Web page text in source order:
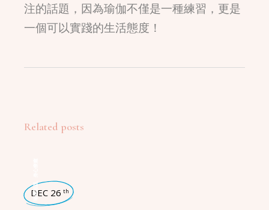
注的話題，因為瑜伽不僅是一種練習，更是
一個可以實踐的生活態度！
Related posts
瑜珈話題
DEC 26 th